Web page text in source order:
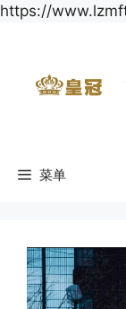
https://
菜单